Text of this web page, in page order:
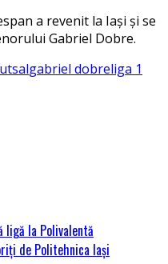
a revenit la Iași și se
Gabriel Dobre.
gabriel dobreliga 1
ligă la Polivalentă
de Politehnica Iași